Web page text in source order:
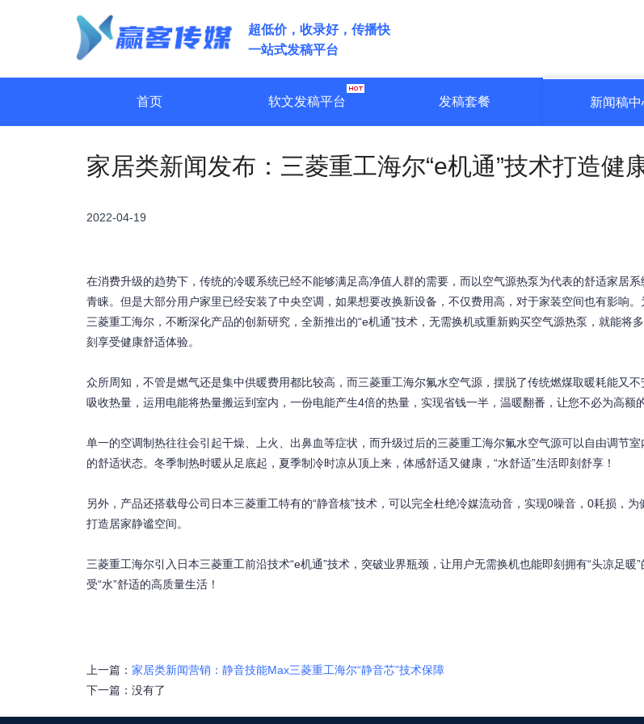
超低价，收录好，传播快
一站式发稿平台
首页 软文发稿平台 发稿套餐 新闻稿中
家居类新闻发布：三菱重工海尔“e机通”技术打造健
2022-04-19
在消费升级的趋势下，传统的冷暖系统已经不能够满足高净值人群的需要，而以空气源热泵为代表的舒适家居
青睐。但是大部分用户家里已经安装了中央空调，如果想要改换新设备，不仅费用高，对于家装空间也有影响
三菱重工海尔，不断深化产品的创新研究，全新推出的“e机通”技术，无需换机或重新购买空气源热泵，就能将
刻享受健康舒适体验。
众所周知，不管是燃气还是集中供暖费用都比较高，而三菱重工海尔氟水空气源，摆脱了传统燃煤取暖耗能又
吸收热量，运用电能将热量搬运到室内，一份电能产生4倍的热量，实现省钱一半，温暖翻番，让您不必为高额
单一的空调制热往往会引起干燥、上火、出鼻血等症状，而升级过后的三菱重工海尔氟水空气源可以自由调节
的舒适状态。冬季制热时暖从足底起，夏季制冷时凉从顶上来，体感舒适又健康，“水舒适”生活即刻舒享！
另外，产品还搭载母公司日本三菱重工特有的“静音核”技术，可以完全杜绝冷媒流动音，实现0噪音，0耗损，
打造居家静谧空间。
三菱重工海尔引入日本三菱重工前沿技术“e机通”技术，突破业界瓶颈，让用户无需换机也能即刻拥有“头凉足暖
受“水”舒适的高质量生活！
上一篇： 家居类新闻营销：静音技能Max三菱重工海尔“静音芯”技术保障
下一篇：没有了